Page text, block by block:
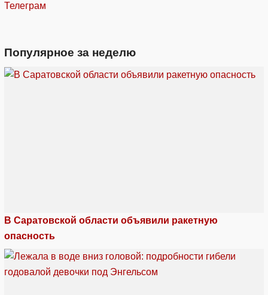
Телеграм
Популярное за неделю
В Саратовской области объявили ракетную
опасность